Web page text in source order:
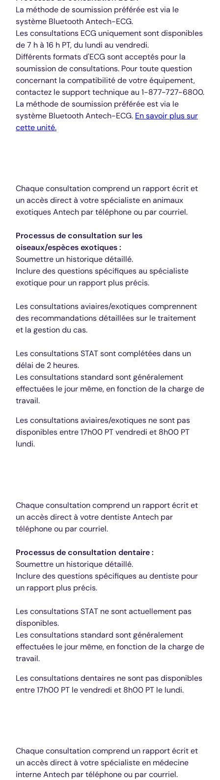
La méthode de soumission préférée est via le
système Bluetooth Antech-ECG.
Les consultations ECG uniquement sont disponibles
de 7 h à 16 h PT, du lundi au vendredi.
Différents formats d'ECG sont acceptés pour la
soumission de consultations. Pour toute question
concernant la compatibilité de votre équipement,
contactez le support technique au 1-877-727-6800.
La méthode de soumission préférée est via le
système Bluetooth Antech-ECG. En savoir plus sur
cette unité.
Chaque consultation comprend un rapport écrit et
un accès direct à votre spécialiste en animaux
exotiques Antech par téléphone ou par courriel.
Processus de consultation sur les
oiseaux/espèces exotiques :
Soumettre un historique détaillé.
Inclure des questions spécifiques au spécialiste
exotique pour un rapport plus précis.
Les consultations aviaires/exotiques comprennent
des recommandations détaillées sur le traitement
et la gestion du cas.
Les consultations STAT sont complétées dans un
délai de 2 heures.
Les consultations standard sont généralement
effectuées le jour même, en fonction de la charge de
travail.
Les consultations aviaires/exotiques ne sont pas
disponibles entre 17h00 PT vendredi et 8h00 PT
lundi.
Chaque consultation comprend un rapport écrit et
un accès direct à votre dentiste Antech par
téléphone ou par courriel.
Processus de consultation dentaire :
Soumettre un historique détaillé.
Inclure des questions spécifiques au dentiste pour
un rapport plus précis.
Les consultations STAT ne sont actuellement pas
disponibles.
Les consultations standard sont généralement
effectuées le jour même, en fonction de la charge de
travail.
Les consultations dentaires ne sont pas disponibles
entre 17h00 PT le vendredi et 8h00 PT le lundi.
Chaque consultation comprend un rapport écrit et
un accès direct à votre spécialiste en médecine
interne Antech par téléphone ou par courriel.